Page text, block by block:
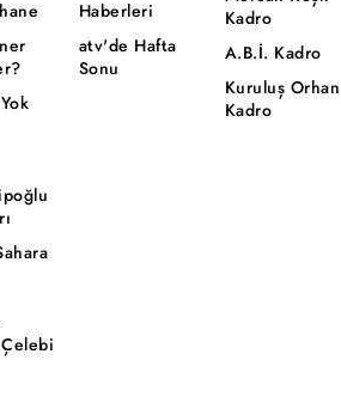
Haberleri
atv'de Hafta
Sonu
Kadro
A.B.İ. Kadro
Kuruluş Orhan
Kadro